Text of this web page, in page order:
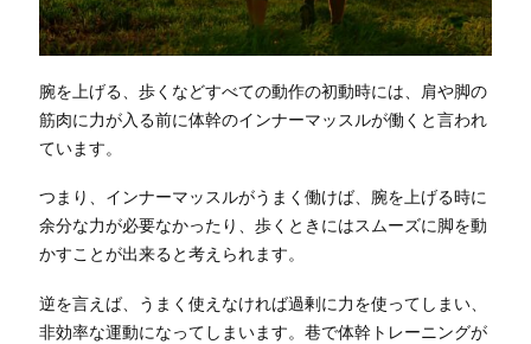
腕を上げる、歩くなどすべての動作の初動時には、肩や脚の
筋肉に力が入る前に体幹のインナーマッスルが働くと言われ
ています。
つまり、インナーマッスルがうまく働けば、腕を上げる時に
余分な力が必要なかったり、歩くときにはスムーズに脚を動
かすことが出来ると考えられます。
逆を言えば、うまく使えなければ過剰に力を使ってしまい、
非効率な運動になってしまいます。巷で体幹トレーニングが